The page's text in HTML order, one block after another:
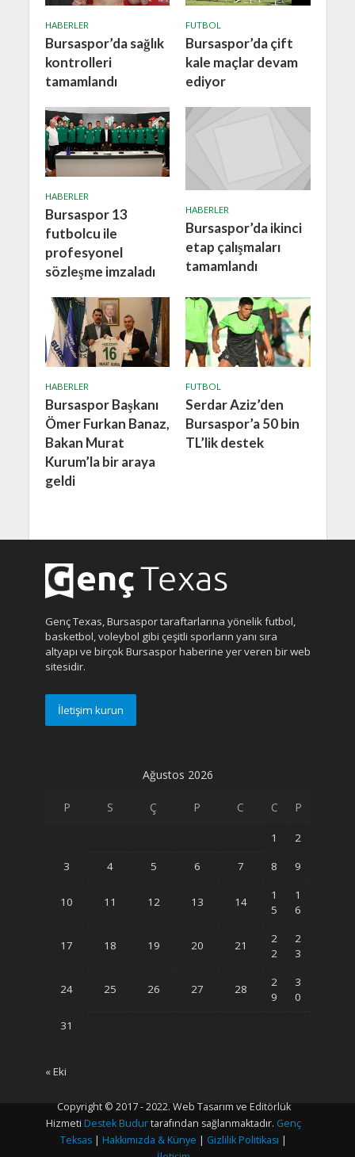
HABERLER
Bursaspor’da sağlık
kontrolleri
tamamlandı
FUTBOL
Bursaspor’da çift
kale maçlar devam
ediyor
HABERLER
Bursaspor 13
futbolcu ile
profesyonel
sözleşme imzaladı
HABERLER
Bursaspor’da ikinci
etap çalışmaları
tamamlandı
HABERLER
Bursaspor Başkanı
Ömer Furkan Banaz,
Bakan Murat
Kurum’la bir araya
geldi
FUTBOL
Serdar Aziz’den
Bursaspor’a 50 bin
TL’lik destek
Genç Texas, Bursaspor taraftarlarına yönelik futbol,
basketbol, voleybol gibi çeşitli sporların yanı sıra
altyapı ve birçok Bursaspor haberine yer veren bir web
sitesidir.
İletişim kurun
Ağustos 2026
P S Ç P C C P
1
2
3
4 5 6 7 8 9
10 11 12 13 14
1
5
1
6
17 18 19 20 21
2
2
2
3
24 25 26 27 28
2
9
3
0
31
« Eki
Copyright © 2017 - 2022. Web Tasarım ve Editörlük
Hizmeti Destek Budurtarafından sağlanmaktadır. Genç
Teksas | Hakkımızda & Künye | Gizlilik Politikası |